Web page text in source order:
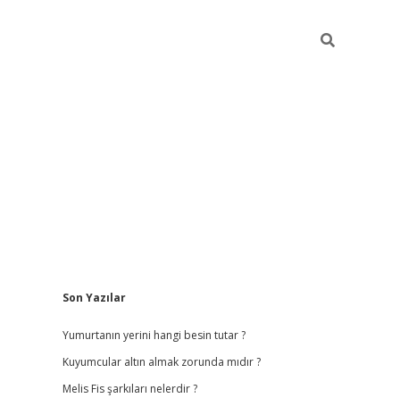
Sidebar
Son Yazılar
Yumurtanın yerini hangi besin tutar ?
Kuyumcular altın almak zorunda mıdır ?
Melis Fis şarkıları nelerdir ?